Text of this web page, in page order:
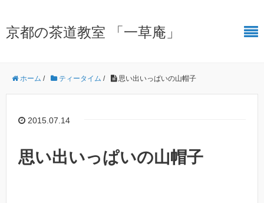
京都の茶道教室 「一草庵」
ホーム / ティータイム / 思い出いっぱいの山帽子
2015.07.14
思い出いっぱいの山帽子